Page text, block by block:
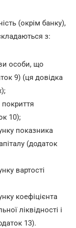
(окрім банку),
з:
особи, що
9) (ця довідка
10);
показника
(додаток
вартості
коефіцієнта
ліквідності і
13).